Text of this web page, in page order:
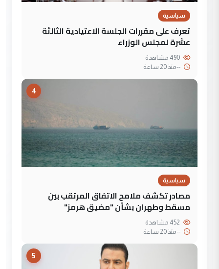
سياسية
تعرف على مقررات الجلسة الاعتيادية الثالثة
عشرة لمجلس الوزراء
--منذ 20 ساعة
4
سياسية
مصادر تكشف ملامح الاتفاق المرتقب بين
مسقط وطهران بشأن "مضيق هرمز"
--منذ 20 ساعة
5